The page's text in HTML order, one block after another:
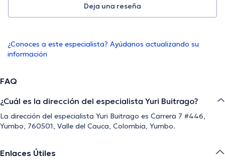
Deja una reseña
¿Conoces a este especialista? Ayúdanos actualizando su
información
FAQ
¿Cuál es la dirección del especialista Yuri Buitrago?
La dirección del especialista Yuri Buitrago es Carrera 7 #446,
Yumbo, 760501, Valle del Cauca, Colombia, Yumbo.
Enlaces Útiles